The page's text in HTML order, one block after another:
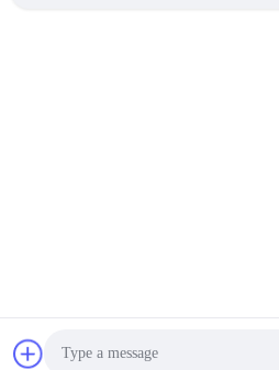
autorskie © 2018-2026
Co., Ltd. . Wszelkie